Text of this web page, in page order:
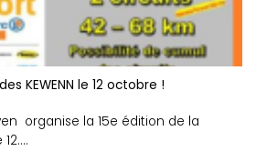
KEWENN le 12 octobre !
organise la 15e édition de la